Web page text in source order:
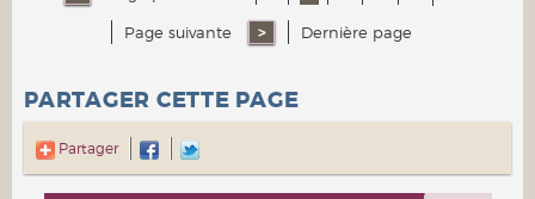
Page suivante Dernière page
PARTAGER CETTE PAGE
Partager